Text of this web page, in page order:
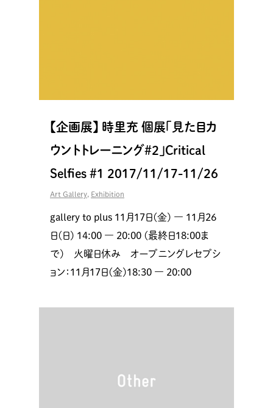
【企画展】 時里充 個展「見た目カ
ウントトレーニング#2」Critical
Selfies #1 2017/11/17-11/26
Art Gallery Exhibition
gallery to plus 11月17日(金) ― 11月26
日(日) 14:00 ― 20:00 (最終日18:00ま
で) 火曜日休み オープニングレセプシ
ョン：11月17日(金)18:30 ― 20:00